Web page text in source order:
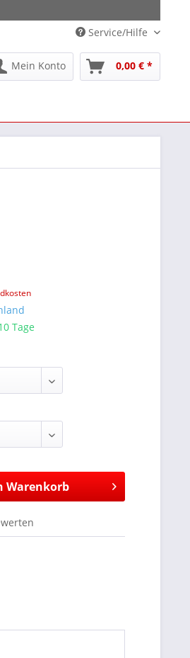
Service/Hilfe
Mein Konto 0,00 € *
Tage
Warenkorb